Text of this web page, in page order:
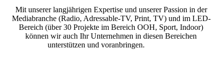
Mit unserer langjährigen Expertise und unserer Passion in der
Mediabranche (Radio, Adressable-TV, Print, TV) und im LED-
Bereich (über 30 Projekte im Bereich OOH, Sport, Indoor)
können wir auch Ihr Unternehmen in diesen Bereichen
unterstützen und voranbringen.